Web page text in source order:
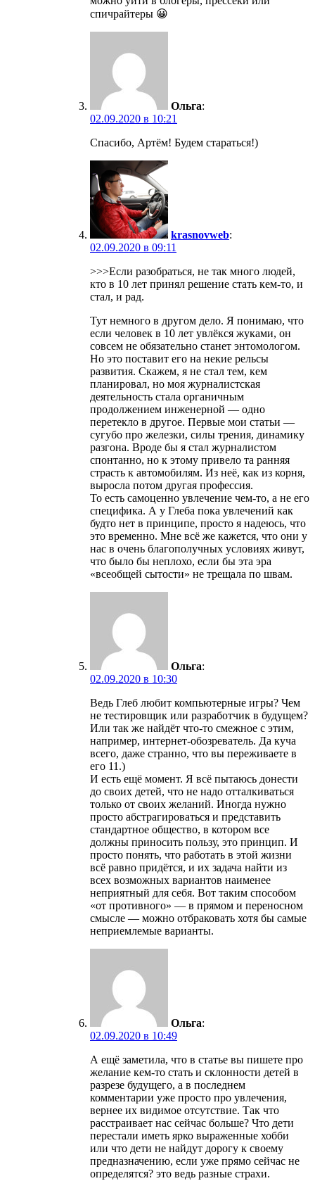
спичрайтеры 😀
Ольга:
02.09.2020 в 10:21
Спасибо, Артём! Будем стараться!)
krasnovweb:
02.09.2020 в 09:11
>>>Если разобраться, не так много людей,
кто в 10 лет принял решение стать кем-то, и
стал, и рад.
Тут немного в другом дело. Я понимаю, что
если человек в 10 лет увлёкся жуками, он
совсем не обязательно станет энтомологом.
Но это поставит его на некие рельсы
развития. Скажем, я не стал тем, кем
планировал, но моя журналистская
деятельность стала органичным
продолжением инженерной — одно
перетекло в другое. Первые мои статьи —
сугубо про железки, силы трения, динамику
разгона. Вроде бы я стал журналистом
спонтанно, но к этому привело та ранняя
страсть к автомобилям. Из неё, как из корня,
выросла потом другая профессия.
То есть самоценно увлечение чем-то, а не его
специфика. А у Глеба пока увлечений как
будто нет в принципе, просто я надеюсь, что
это временно. Мне всё же кажется, что они у
нас в очень благополучных условиях живут,
что было бы неплохо, если бы эта эра
«всеобщей сытости» не трещала по швам.
Ольга:
02.09.2020 в 10:30
Ведь Глеб любит компьютерные игры? Чем
не тестировщик или разработчик в будущем?
Или так же найдёт что-то смежное с этим,
например, интернет-обозреватель. Да куча
всего, даже странно, что вы переживаете в
его 11.)
И есть ещё момент. Я всё пытаюсь донести
до своих детей, что не надо отталкиваться
только от своих желаний. Иногда нужно
просто абстрагироваться и представить
стандартное общество, в котором все
должны приносить пользу, это принцип. И
просто понять, что работать в этой жизни
всё равно придётся, и их задача найти из
всех возможных вариантов наименее
неприятный для себя. Вот таким способом
«от противного» — в прямом и переносном
смысле — можно отбраковать хотя бы самые
неприемлемые варианты.
Ольга:
02.09.2020 в 10:49
А ещё заметила, что в статье вы пишете про
желание кем-то стать и склонности детей в
разрезе будущего, а в последнем
комментарии уже просто про увлечения,
вернее их видимое отсутствие. Так что
расстраивает нас сейчас больше? Что дети
перестали иметь ярко выраженные хобби
или что дети не найдут дорогу к своему
предназначению, если уже прямо сейчас не
определятся? это ведь разные страхи.